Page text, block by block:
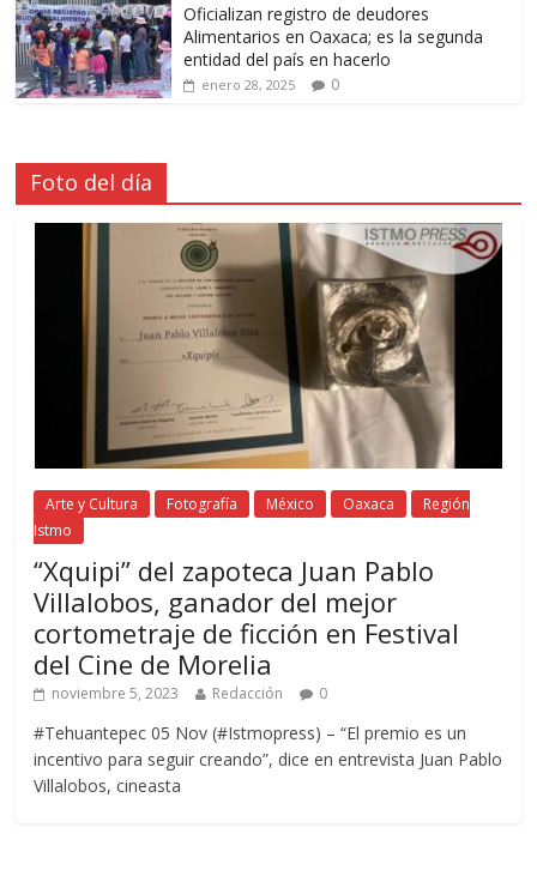
Oficializan registro de deudores
Alimentarios en Oaxaca; es la segunda
entidad del país en hacerlo
enero 28, 2025 0
Foto del día
Arte y Cultura Fotografía México Oaxaca
Región
Istmo
“Xquipi” del zapoteca Juan Pablo
Villalobos, ganador del mejor
cortometraje de ficción en Festival
del Cine de Morelia
noviembre 5, 2023 Redacción 0
#Tehuantepec 05 Nov (#Istmopress) – “El premio es un
incentivo para seguir creando”, dice en entrevista Juan Pablo
Villalobos, cineasta